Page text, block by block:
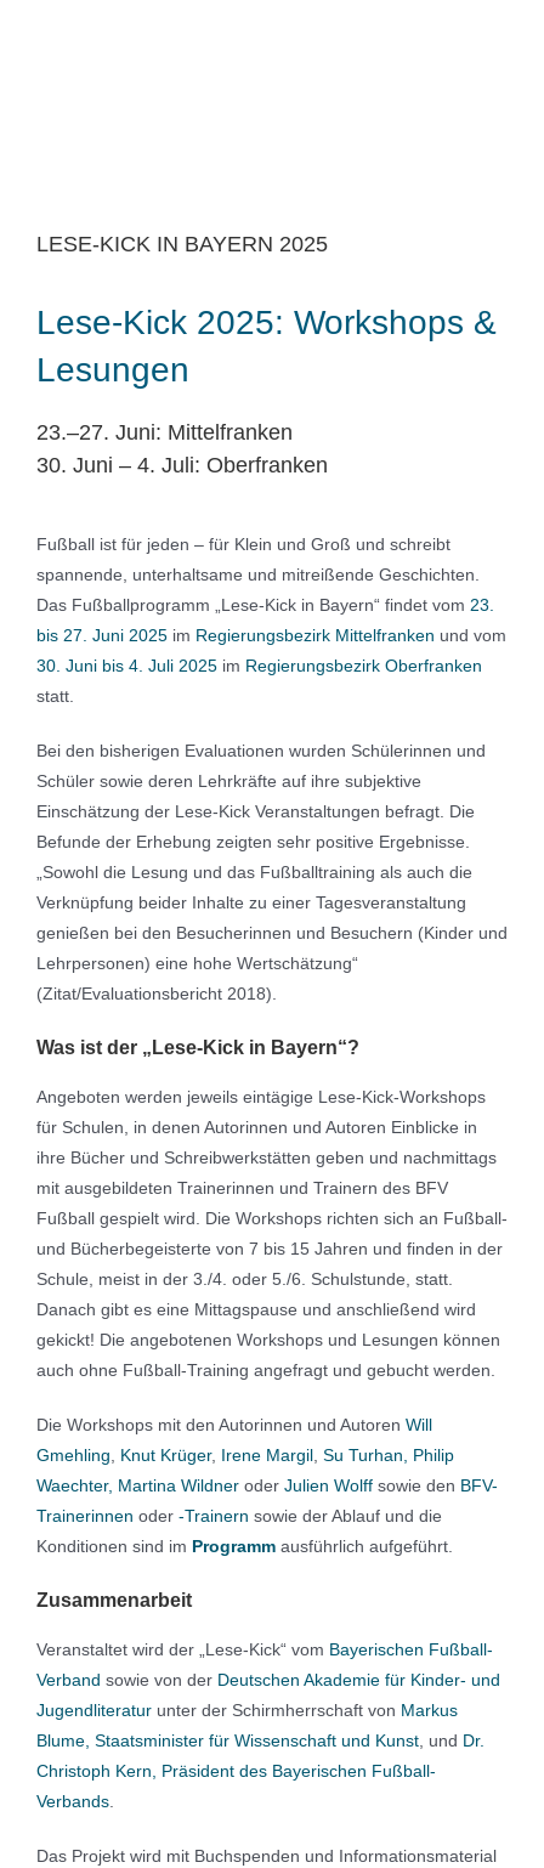
LESE-KICK IN BAYERN 2025
Lese-Kick 2025: Workshops &
Lesungen
23.–27. Juni: Mittelfranken
30. Juni – 4. Juli: Oberfranken
Fußball ist für jeden – für Klein und Groß und schreibt
spannende, unterhaltsame und mitreißende Geschichten.
Das Fußballprogramm „Lese-Kick in Bayern“ findet vom 23.
bis 27. Juni 2025 im Regierungsbezirk Mittelfranken und vom
30. Juni bis 4. Juli 2025 im Regierungsbezirk Oberfranken
statt.
Bei den bisherigen Evaluationen wurden Schülerinnen und
Schüler sowie deren Lehrkräfte auf ihre subjektive
Einschätzung der Lese-Kick Veranstaltungen befragt. Die
Befunde der Erhebung zeigten sehr positive Ergebnisse.
„Sowohl die Lesung und das Fußballtraining als auch die
Verknüpfung beider Inhalte zu einer Tagesveranstaltung
genießen bei den Besucherinnen und Besuchern (Kinder und
Lehrpersonen) eine hohe Wertschätzung“
(Zitat/Evaluationsbericht 2018).
Was ist der „Lese-Kick in Bayern“?
Angeboten werden jeweils eintägige Lese-Kick-Workshops
für Schulen, in denen Autorinnen und Autoren Einblicke in
ihre Bücher und Schreibwerkstätten geben und nachmittags
mit ausgebildeten Trainerinnen und Trainern des BFV
Fußball gespielt wird. Die Workshops richten sich an Fußball-
und Bücherbegeisterte von 7 bis 15 Jahren und finden in der
Schule, meist in der 3./4. oder 5./6. Schulstunde, statt.
Danach gibt es eine Mittagspause und anschließend wird
gekickt! Die angebotenen Workshops und Lesungen können
auch ohne Fußball-Training angefragt und gebucht werden.
Die Workshops mit den Autorinnen und Autoren Will
Gmehling, Knut Krüger, Irene Margil, Su Turhan, Philip
Waechter, Martina Wildner oder Julien Wolff sowie den BFV-
Trainerinnen oder -Trainern sowie der Ablauf und die
Konditionen sind im Programm ausführlich aufgeführt.
Zusammenarbeit
Veranstaltet wird der „Lese-Kick“ vom Bayerischen Fußball-
Verband sowie von der Deutschen Akademie für Kinder- und
Jugendliteratur unter der Schirmherrschaft von Markus
Blume, Staatsminister für Wissenschaft und Kunst, und Dr.
Christoph Kern, Präsident des Bayerischen Fußball-
Verbands.
Das Projekt wird mit Buchspenden und Informationsmaterial